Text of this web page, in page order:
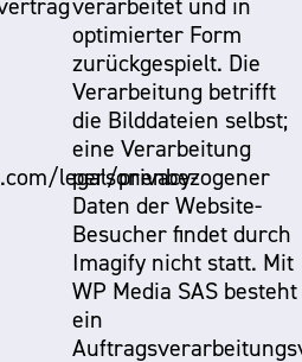
legal/privacy-
verarbeitet und in
optimierter Form
zurückgespielt. Die
Verarbeitung betrifft
die Bilddateien selbst;
eine Verarbeitung
personenbezogener
Daten der Website-
Besucher findet durch
Imagify nicht statt. Mit
WP Media SAS besteht
ein